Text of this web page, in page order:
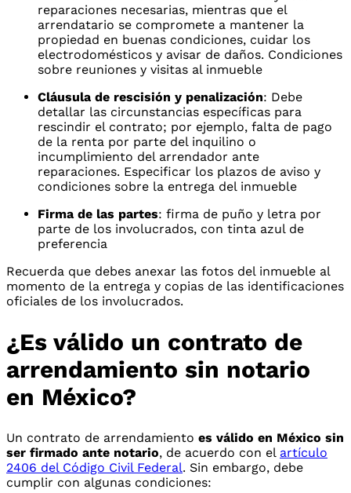
reparaciones necesarias, mientras que el
arrendatario se compromete a mantener la
propiedad en buenas condiciones, cuidar los
electrodomésticos y avisar de daños. Condiciones
sobre reuniones y visitas al inmueble
Cláusula de rescisión y penalización: Debe
detallar las circunstancias específicas para
rescindir el contrato; por ejemplo, falta de pago
de la renta por parte del inquilino o
incumplimiento del arrendador ante
reparaciones. Especificar los plazos de aviso y
condiciones sobre la entrega del inmueble
Firma de las partes: firma de puño y letra por
parte de los involucrados, con tinta azul de
preferencia
Recuerda que debes anexar las fotos del inmueble al
momento de la entrega y copias de las identificaciones
oficiales de los involucrados.
¿Es válido un contrato de
arrendamiento sin notario
en México?
Un contrato de arrendamiento es válido en México sin
ser firmado ante notario, de acuerdo con el artículo
2406 del Código Civil Federal. Sin embargo, debe
cumplir con algunas condiciones: